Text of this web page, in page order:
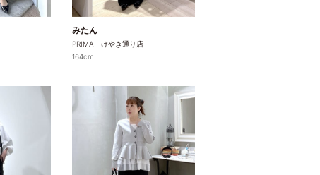
みたん
PRIMA けやき通り店
164cm